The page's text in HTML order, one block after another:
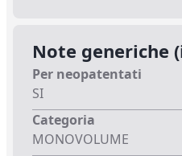
Note generiche
Per neopatentati
SI
Categoria
MONOVOLUME